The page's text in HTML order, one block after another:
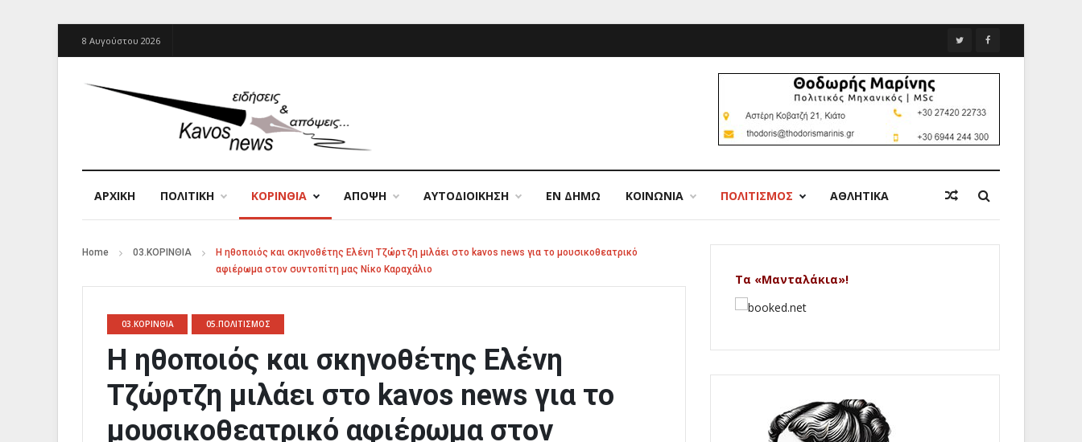
8 Αυγούστου 2026
ΑΡΧΙΚΉ ΠΟΛΙΤΙΚΗ ΚΟΡΙΝΘΙΑ ΑΠΟΨΗ ΑΥΤΟΔΙΟΙΚΗΣΗ ΕΝ ΔΗΜΩ ΚΟΙΝΩΝΙΑ ΠΟΛΙΤΙΣΜΟΣ ΑΘΛΗΤΙΚΑ
Home 03.ΚΟΡΙΝΘΙΑ
Η ηθοποιός και σκηνοθέτης Ελένη Τζώρτζη μιλάει στο kavos news για το μουσικοθεατρικό
αφιέρωμα στον συντοπίτη μας Νίκο Καραχάλιο
03.ΚΟΡΙΝΘΙΑ 05.ΠΟΛΙΤΙΣΜΟΣ
Η ηθοποιός και σκηνοθέτης Ελένη
Τζώρτζη μιλάει στο kavos news για το
μουσικοθεατρικό αφιέρωμα στον
Τα «Μανταλάκια»!